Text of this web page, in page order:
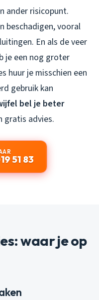
ander risicopunt.
beschadigen, vooral
En als de veer
je een nog groter
huur je misschien een
gebruik kan
bel je beter
gratis advies.
51 83
waar je op